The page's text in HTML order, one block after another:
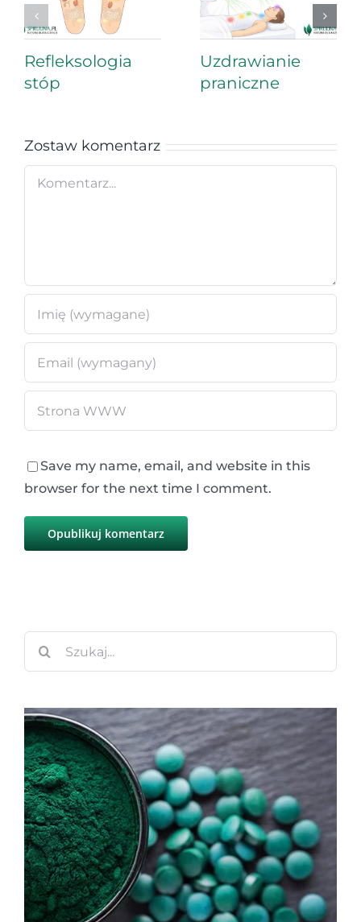
Refleksologia
stóp
Uzdrawianie
praniczne
Zostaw komentarz
Comment
Save my name, email, and website in this
browser for the next time I comment.